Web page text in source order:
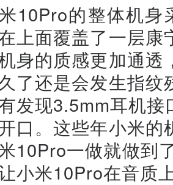
10Pro的整体机身
上面覆盖了一层
身的质感更加通
了还是会发生指
发现3.5mm耳机
口。这些年小米
10Pro一做就做到
小米10Pro在音质